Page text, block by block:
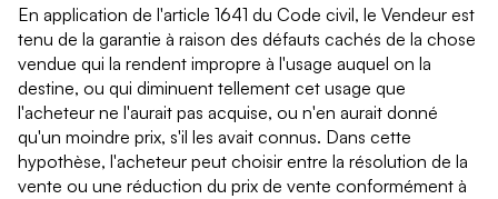
En application de l'article 1641 du Code civil, le Vendeur est
tenu de la garantie à raison des défauts cachés de la chose
vendue qui la rendent impropre à l'usage auquel on la
destine, ou qui diminuent tellement cet usage que
l'acheteur ne l'aurait pas acquise, ou n'en aurait donné
qu'un moindre prix, s'il les avait connus. Dans cette
hypothèse, l'acheteur peut choisir entre la résolution de la
vente ou une réduction du prix de vente conformément à